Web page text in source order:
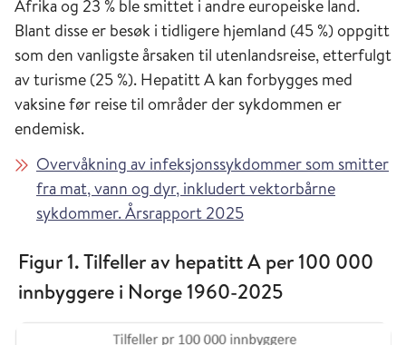
Afrika og 23 % ble smittet i andre europeiske land.
Blant disse er besøk i tidligere hjemland (45 %) oppgitt
som den vanligste årsaken til utenlandsreise, etterfulgt
av turisme (25 %). Hepatitt A kan forbygges med
vaksine før reise til områder der sykdommen er
endemisk.
Overvåkning av infeksjonssykdommer som smitter
fra mat, vann og dyr, inkludert vektorbårne
sykdommer. Årsrapport 2025
Figur 1. Tilfeller av hepatitt A per 100 000
innbyggere i Norge 1960-2025